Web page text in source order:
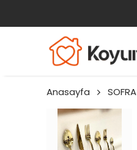
Anasayfa SOFRA